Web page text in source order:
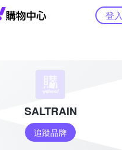
Yahoo購物中心登入
SALTRAIN
追蹤品牌